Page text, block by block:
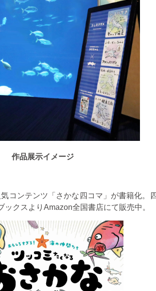
作品展示イメージ
コンテンツ「さかな四コマ」が書籍化。
ックスより Amazon全国書店にて販売中。